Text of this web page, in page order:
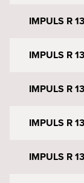
IMPULS R
IMPULS R
IMPULS R
IMPULS R
IMPULS R